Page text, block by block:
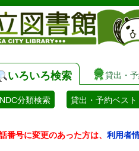
いろいろ検索 貸出・
NDC分類検索 貸出・予約ベスト
番号に変更のあった方は、 利用者